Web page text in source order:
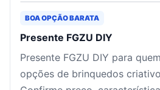
BOA OPÇÃO BARATA
Presente FGZU DIY
Presente FGZU DIY para
opções de brinquedos